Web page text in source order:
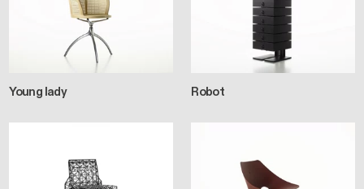
Young lady Robot